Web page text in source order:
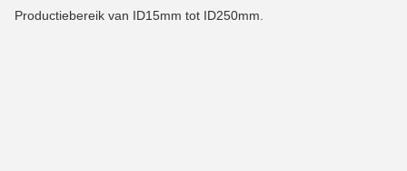
Productiebereik van ID15mm tot ID250mm.